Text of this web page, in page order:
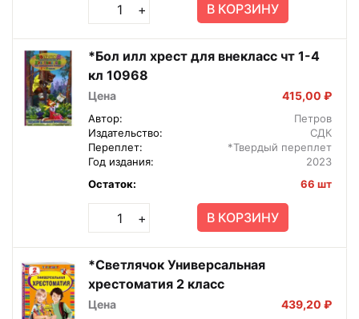
+ В КОРЗИНУ
*Бол илл хрест для внекласс чт 1-4
кл 10968
Цена 415,00 ₽
Автор:
Петров
Издательство:
СДК
Переплет:
*Твердый переплет
Год издания:
2023
Остаток:
66 шт
+ В КОРЗИНУ
*Светлячок Универсальная
хрестоматия 2 класс
Цена 439,20 ₽